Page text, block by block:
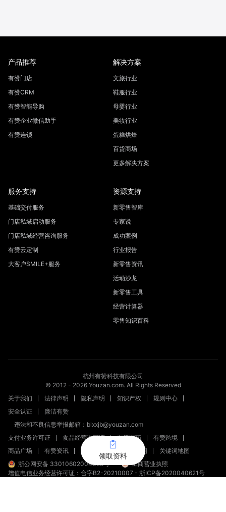
领取资料
产品推荐
有赞门店
有赞CRM
有赞智能导购
有赞企业微信助手
有赞连锁
解决方案
文旅行业
鞋服行业
母婴行业
美妆行业
蛋糕烘焙
百货商场
更多解决方案
服务支持
基础交付服务
门店私域启动服务
门店私域经营咨询服务
有赞云定制
大客户SMILE+服务
资源支持
新零售智库
专家说
成功案例
行业报告
新零售资讯
活动沙龙
新零售工具
经营计算器
零售知识百科
杭州有赞科技有限公司
© 2012 - 2026Youzan.com. All Rights Reserved
关于我们
法律声明 隐私声明 知识产权
规则中心
安全认证
廉洁有赞
违法和不良信息举报邮箱：blxxjb@youzan.com
支付业务许可证
食品经营许可证 有赞医药
有赞跨境
商品广场
有赞资讯 新零售文章 站点地图
关键词地图
浙公网安备 33010602004358号
工商营业执照
增值电信业务经营许可证：合字B2-20210007 - 浙ICP备2020040621号